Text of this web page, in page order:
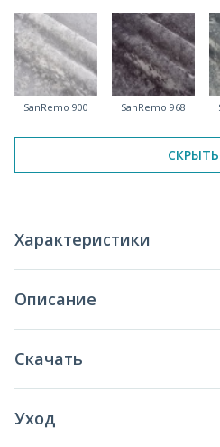
SanRemo 900 SanRemo 968
СКРЫТЬ
Характеристики
Описание
Скачать
Уход